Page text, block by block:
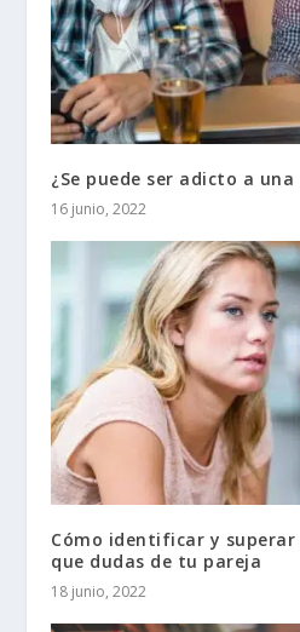
¿Se puede ser adicto a una
16 junio, 2022
Cómo identificar y
que dudas de tu pareja
18 junio, 2022